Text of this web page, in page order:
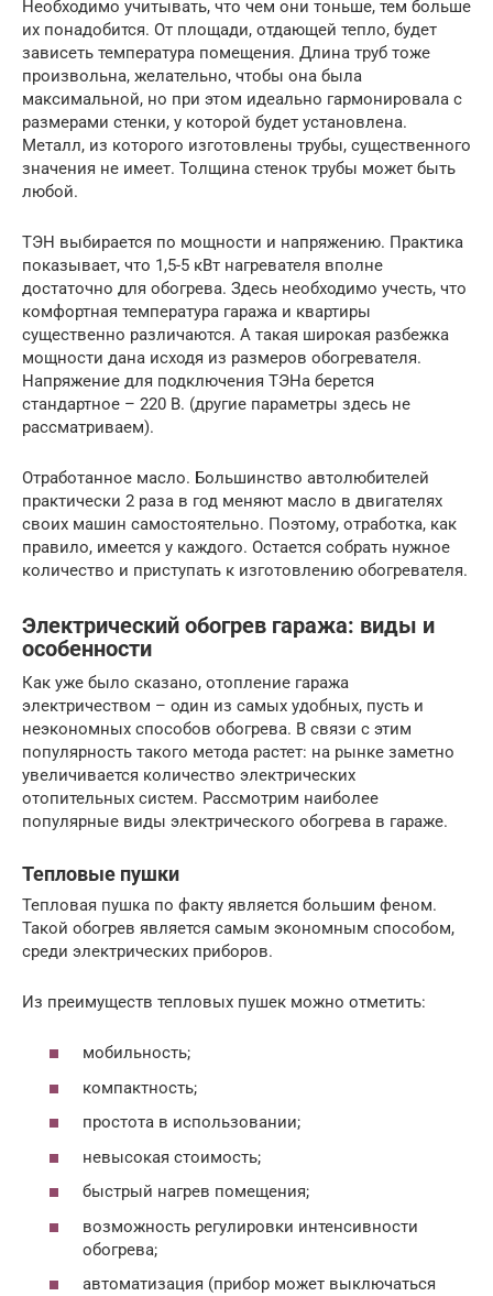
Необходимо учитывать, что чем они тоньше, тем больше
их понадобится. От площади, отдающей тепло, будет
зависеть температура помещения. Длина труб тоже
произвольна, желательно, чтобы она была
максимальной, но при этом идеально гармонировала с
размерами стенки, у которой будет установлена.
Металл, из которого изготовлены трубы, существенного
значения не имеет. Толщина стенок трубы может быть
любой.
ТЭН выбирается по мощности и напряжению. Практика
показывает, что 1,5-5 кВт нагревателя вполне
достаточно для обогрева. Здесь необходимо учесть, что
комфортная температура гаража и квартиры
существенно различаются. А такая широкая разбежка
мощности дана исходя из размеров обогревателя.
Напряжение для подключения ТЭНа берется
стандартное – 220 В. (другие параметры здесь не
рассматриваем).
Отработанное масло. Большинство автолюбителей
практически 2 раза в год меняют масло в двигателях
своих машин самостоятельно. Поэтому, отработка, как
правило, имеется у каждого. Остается собрать нужное
количество и приступать к изготовлению обогревателя.
Электрический обогрев гаража: виды и
особенности
Как уже было сказано, отопление гаража
электричеством – один из самых удобных, пусть и
неэкономных способов обогрева. В связи с этим
популярность такого метода растет: на рынке заметно
увеличивается количество электрических
отопительных систем. Рассмотрим наиболее
популярные виды электрического обогрева в гараже.
Тепловые пушки
Тепловая пушка по факту является большим феном.
Такой обогрев является самым экономным способом,
среди электрических приборов.
Из преимуществ тепловых пушек можно отметить:
мобильность;
компактность;
простота в использовании;
невысокая стоимость;
быстрый нагрев помещения;
возможность регулировки интенсивности
обогрева;
автоматизация (прибор может выключаться